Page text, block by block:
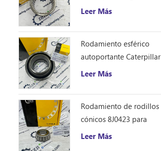
Komatsu WA150-6
Leer Más
Rodamiento esférico
autoportante Caterpillar
1401185
Leer Más
Rodamiento de rodillos
cónicos 8J0423 para
excavadora Caterpillar
Leer Más